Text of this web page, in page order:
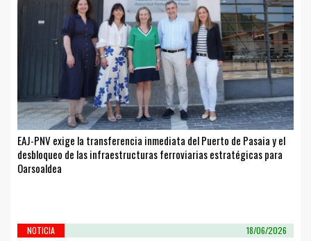
EAJ-PNV exige la transferencia inmediata del Puerto de Pasaia y el
desbloqueo de las infraestructuras ferroviarias estratégicas para
Oarsoaldea
NOTICIA 18/06/2026